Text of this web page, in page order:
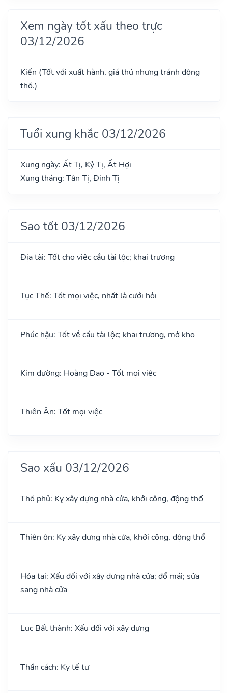
Xem ngày tốt xấu theo trực
03/12/2026
Kiến (Tốt với xuất hành, giá thú nhưng tránh động
thổ.)
Tuổi xung khắc 03/12/2026
Xung ngày: Ất Tị, Kỷ Tị, Ất Hợi
Xung tháng: Tân Tị, Đinh Tị
Sao tốt 03/12/2026
Địa tài: Tốt cho việc cầu tài lộc; khai trương
Tục Thế: Tốt mọi việc, nhất là cưới hỏi
Phúc hậu: Tốt về cầu tài lộc; khai trương, mở kho
Kim đường: Hoàng Đạo - Tốt mọi việc
Thiên Ân: Tốt mọi việc
Sao xấu 03/12/2026
Thổ phủ: Kỵ xây dựng nhà cửa, khởi công, động thổ
Thiên ôn: Kỵ xây dựng nhà cửa, khởi công, động thổ
Hỏa tai: Xấu đối với xây dựng nhà cửa; đổ mái; sửa
sang nhà cửa
Lục Bất thành: Xấu đối với xây dựng
Thần cách: Kỵ tế tự